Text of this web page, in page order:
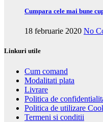
Cumpara cele mai bune
18 februarie 2020 No
Linkuri utile
Cum comand
Modalitati plata
Livrare
Politica de
Politica de utilizare
Termeni si conditii